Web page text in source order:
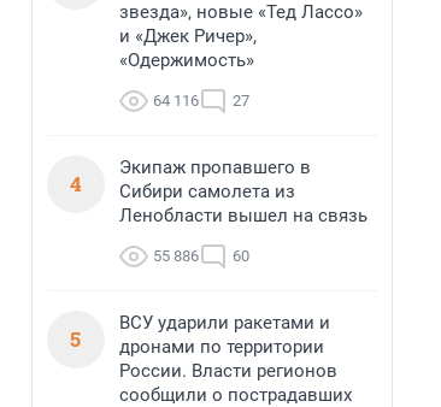
звезда», новые «Тед Лассо»
и «Джек Ричер»,
«Одержимость»
64 116 27
4
Экипаж пропавшего в
Сибири самолета из
Ленобласти вышел на связь
55 886 60
5
ВСУ ударили ракетами и
дронами по территории
России. Власти регионов
сообщили о пострадавших